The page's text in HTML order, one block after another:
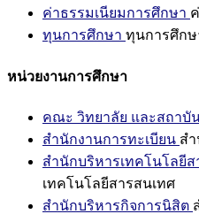
ค่าธรรมเนียมการศึกษา
ทุนการศึกษา ทุนการศึกษ
หน่วยงานการศึกษา
คณะ วิทยาลัย และสถาบั
สำนักงานการทะเบียน ส
สำนักบริหารเทคโนโลยีส
เทคโนโลยีสารสนเทศ
สำนักบริหารกิจการนิสิต